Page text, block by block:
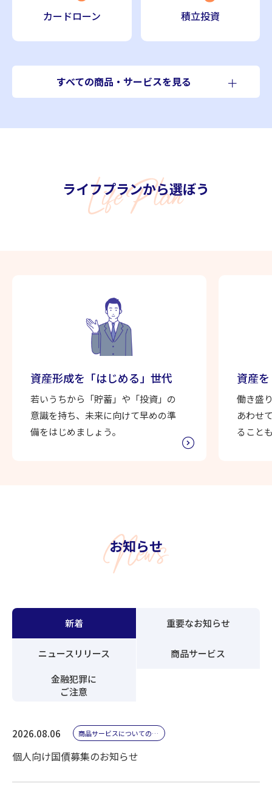
カードローン 積立投資
すべての商品・サービスを見る
口座開設・預金
自由金利型定期預金（大口定期）
納税準備預金
資産運用
資産運用一覧
電子交付サービス（投資信託・公共債）
金融商品仲介業（SBI証券のご案内）
ローン
リフォームローン
教育ローン
教育カードローン
ライフプランから選ぼう
資産形成を 「はじめる」世代
若いうちから「貯蓄」や「投資」の
意識を持ち、未来に向けて早めの準
備をはじめましょう。
資産を
働き盛
あわせ
ること
お知らせ
新着 重要なお知らせ
ニュースリリース
商品サービス
金融犯罪に
ご注意
2026.08.06 商品サービスについてのお知らせ
個人向け国債募集のお知らせ